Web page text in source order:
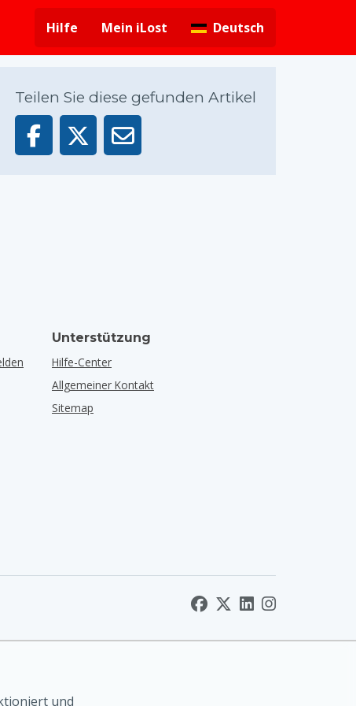
Hilfe
Mein iLost Deutsch
Teilen Sie diese gefunden Artikel
Unterstützung
Hilfe-Center
Allgemeiner Kontakt
Sitemap
und